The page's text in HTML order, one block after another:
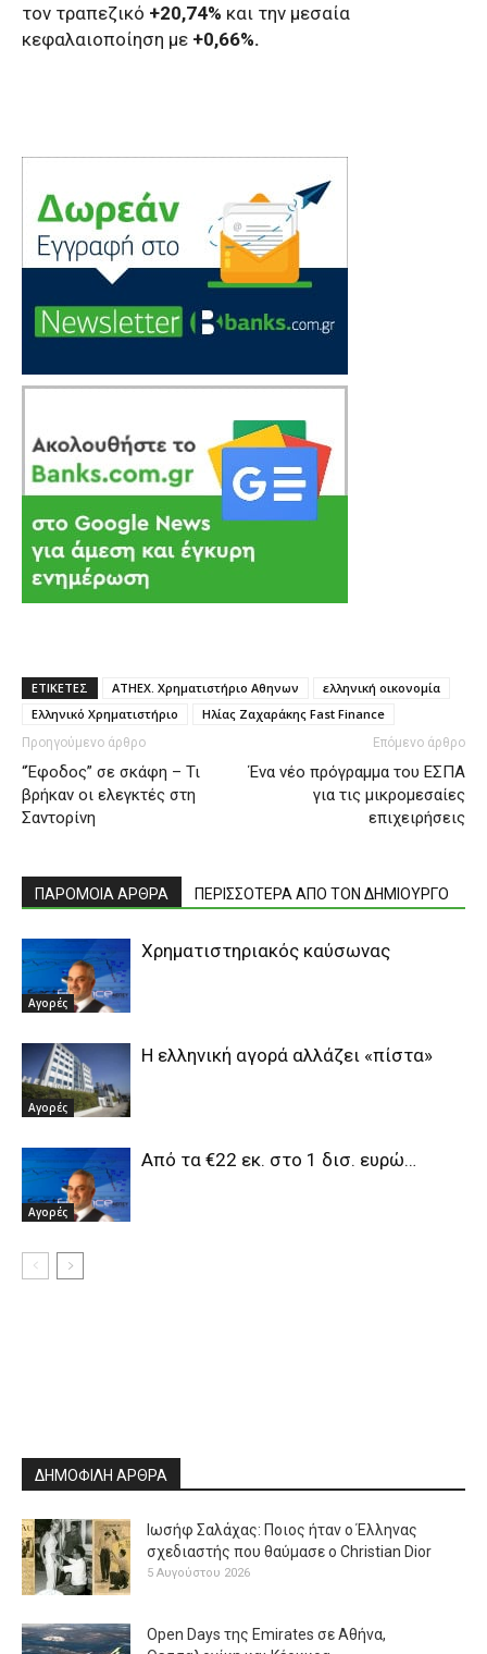
τον τραπεζικό +20,74% και την μεσαία
κεφαλαιοποίηση με +0,66%.
ΕΤΙΚΕΤΕΣ ATHEX. Χρηματιστήριο Αθηνων
ελληνική οικονομία
Ελληνικό Χρηματιστήριο
Ηλίας Ζαχαράκης Fast Finance
Προηγούμενο άρθρο
“Έφοδος” σε σκάφη – Τι
βρήκαν οι ελεγκτές στη
Σαντορίνη
Επόμενο άρθρο
Ένα νέο πρόγραμμα του ΕΣΠΑ
για τις μικρομεσαίες
επιχειρήσεις
ΠΑΡΟΜΟΙΑ ΑΡΘΡΑ ΠΕΡΙΣΣΟΤΕΡΑ ΑΠΟ ΤΟΝ ΔΗΜΙΟΥΡΓΟ
Αγορές
Χρηματιστηριακός καύσωνας
Αγορές
Η ελληνική αγορά αλλάζει «πίστα»
Αγορές
Aπό τα €22 εκ. στο 1 δισ. ευρώ…
ΔΗΜΟΦΙΛΗ ΑΡΘΡΑ
Ιωσήφ Σαλάχας: Ποιος ήταν ο Έλληνας
σχεδιαστής που θαύμασε ο Christian Dior
5 Αυγούστου 2026
Open Days της Emirates σε Αθήνα,